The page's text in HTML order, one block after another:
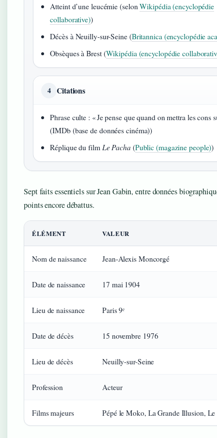
Atteint d’une leucémie (selonWikipédia (encyclopédie
collaborative))
Décès à Neuilly-sur-Seine (Britannica (encyclopédie
Obsèques à Brest (Wikipédia (encyclopédie
4 Citations
Phrase culte : « Je pense que quand on mettra les
(IMDb (base de données cinéma))
Réplique du film Le Pacha(Public (magazine people))
Sept faits essentiels sur Jean Gabin, entre données
points encore débattus.
ÉLÉMENT VALEUR
Nom de naissance Jean-Alexis Moncorgé
Date de naissance 17 mai 1904
Lieu de naissance Paris 9ᵉ
Date de décès 15 novembre 1976
Lieu de décès Neuilly-sur-Seine
Profession Acteur
Films majeurs Pépé le Moko, La Grande Illusion, Le